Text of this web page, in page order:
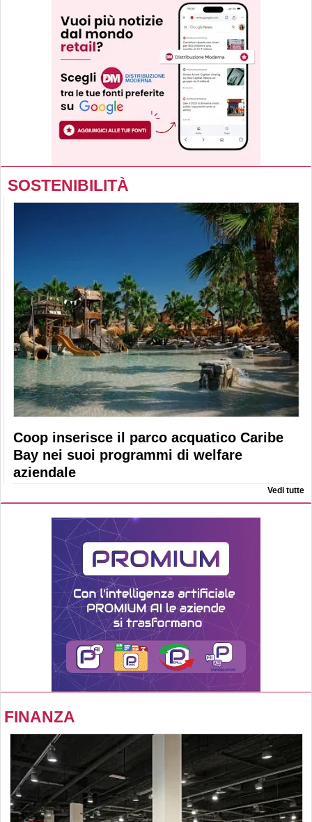
SOSTENIBILITÀ
Coop inserisce il parco acquatico Caribe
Bay nei suoi programmi di welfare
aziendale
Vedi tutte
FINANZA